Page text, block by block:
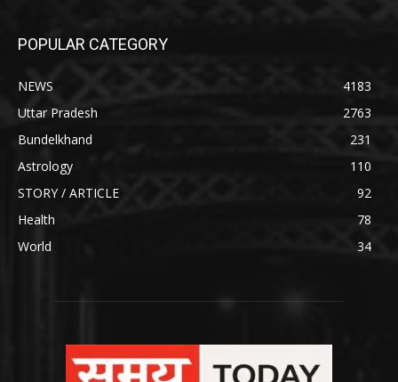
POPULAR CATEGORY
NEWS
4183
Uttar Pradesh
2763
Bundelkhand
231
Astrology
110
STORY / ARTICLE
92
Health
78
World
34